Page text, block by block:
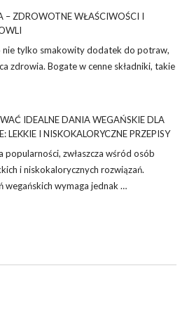
– ZDROWOTNE WŁAŚCIWOŚCI I
nie tylko smakowity dodatek do potraw,
zdrowia. Bogate w cenne składniki, takie
IDEALNE DANIA WEGAŃSKIE DLA
LEKKIE I NISKOKALORYCZNE PRZEPISY
popularności, zwłaszcza wśród osób
i niskokalorycznych rozwiązań.
wegańskich wymaga jednak …